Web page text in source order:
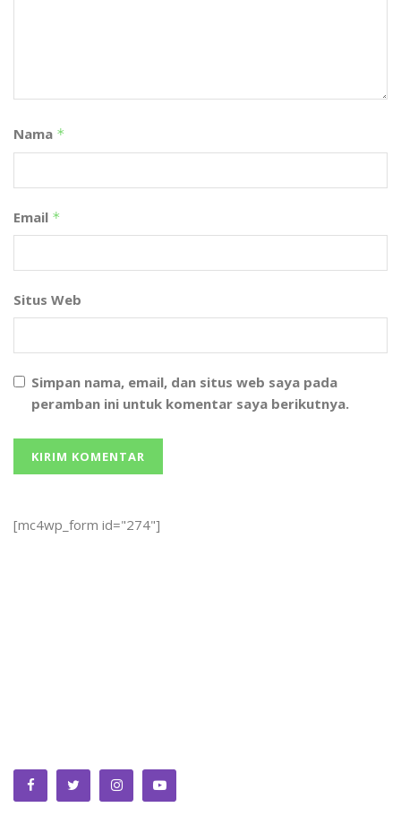
Nama *
Email *
Situs Web
Simpan nama, email, dan situs web saya pada
peramban ini untuk komentar saya berikutnya.
[mc4wp_form id="274"]